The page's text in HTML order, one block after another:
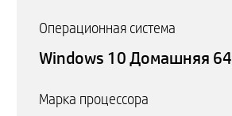
Операционная система
Windows 10 Домашняя 64
Марка процессора